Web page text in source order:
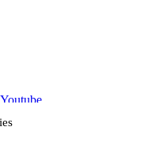
Youtube